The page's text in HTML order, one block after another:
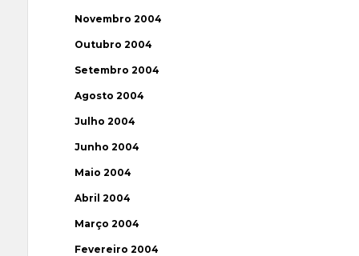
Novembro 2004
Outubro 2004
Setembro 2004
Agosto 2004
Julho 2004
Junho 2004
Maio 2004
Abril 2004
Março 2004
Fevereiro 2004